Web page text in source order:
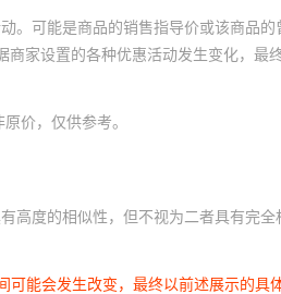
可能是商品的销售指导价或该商品的
家设置的各种优惠活动发生变化，最
价，仅供参考。
度的相似性，但不视为二者具有完全
能会发生改变，最终以前述展示的具